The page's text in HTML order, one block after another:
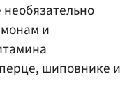
и
шиповнике и